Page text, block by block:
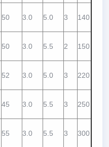
50 3.0 5.0 3 140
50 3.0 5.5 2 150
52 3.0 5.0 3 220
45 3.0 5.5 3 250
55 3.0 5.5 3 300